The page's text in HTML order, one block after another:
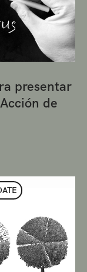
presentar
de